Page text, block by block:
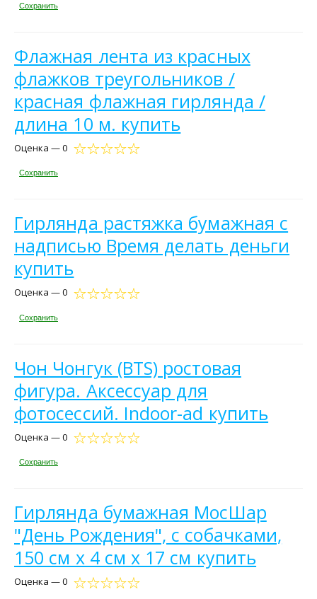
Сохранить
Флажная лента из красных
флажков треугольников /
красная флажная гирлянда /
длина 10 м. купить
Оценка — 0
Сохранить
Гирлянда растяжка бумажная с
надписью Время делать деньги
купить
Оценка — 0
Сохранить
Чон Чонгук (BTS) ростовая
фигура. Аксессуар для
фотосессий. Indoor-ad купить
Оценка — 0
Сохранить
Гирлянда бумажная МосШар
"День Рождения", с собачками,
150 см x 4 см x 17 см купить
Оценка — 0